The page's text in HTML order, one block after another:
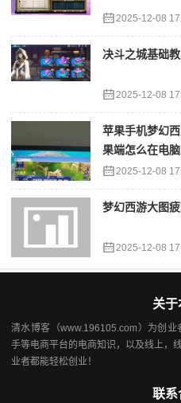
2025-12-08
决斗之城基础
2025-12-08
苹果手机梦幻
果端怎么在电
2025-12-08
梦幻西游大图
2025-12-08
关于
清水博客（www.196105.com）为创
手等电商平台的电商知识，以及线上，
业者都能轻松创业！
联系